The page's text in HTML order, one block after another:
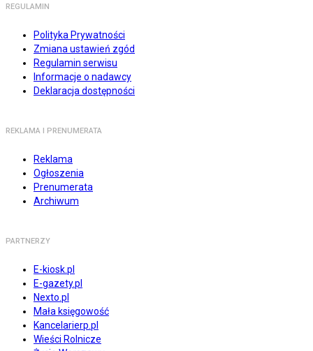
REGULAMIN
Polityka Prywatności
Zmiana ustawień zgód
Regulamin serwisu
Informacje o nadawcy
Deklaracja dostępności
REKLAMA I PRENUMERATA
Reklama
Ogłoszenia
Prenumerata
Archiwum
PARTNERZY
E-kiosk.pl
E-gazety.pl
Nexto.pl
Mała księgowość
Kancelarierp.pl
Wieści Rolnicze